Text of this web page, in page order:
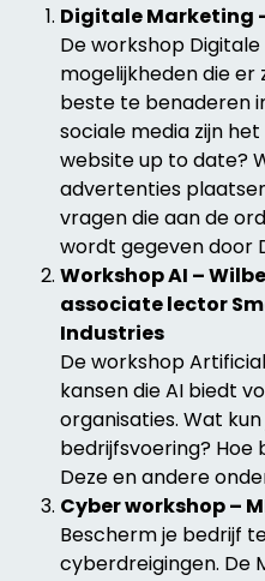
Digitale Marketing
De workshop
mogelijkheden die er
beste te benaderen
sociale media zijn
website up to date?
advertenties
vragen die aan de
wordt gegeven door
Workshop AI –
associate lector
Industries
De workshop
kansen die AI biedt
organisaties. Wat
bedrijfsvoering? Hoe
Deze en andere
Cyber workshop –
Bescherm je bedrijf
cyberdreigingen. De